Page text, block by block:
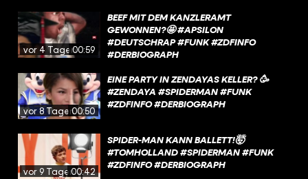
vor 4 Tagen00:59
BEEF MIT DEM KANZLERAMT
GEWONNEN?🤩 #APSILON
#DEUTSCHRAP #FUNK #ZDFINFO
#DERBIOGRAPH
vor 8 Tagen00:50
EINE PARTY IN ZENDAYAS KELLER? 🥳
#ZENDAYA #SPIDERMAN #FUNK
#ZDFINFO #DERBIOGRAPH
vor 9 Tagen00:42
SPIDER-MAN KANN BALLETT!🤯
#TOMHOLLAND #SPIDERMAN #FUNK
#ZDFINFO #DERBIOGRAPH